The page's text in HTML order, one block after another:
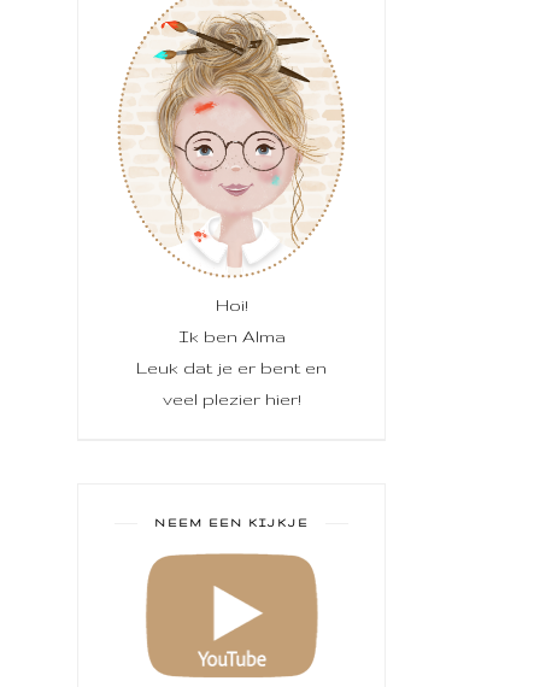
Hoi!
Ik ben Alma
Leuk dat je er bent en
veel plezier hier!
NEEM EEN KIJKJE